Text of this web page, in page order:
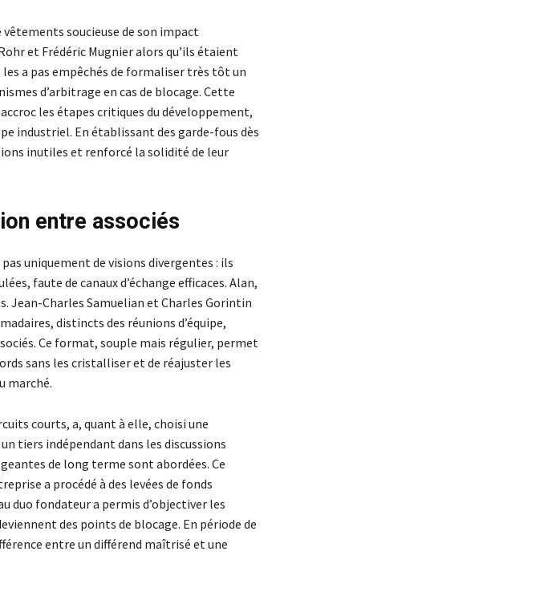
soucieuse de son impact
et Frédéric Mugnier alors qu’ils étaient
a pas empêchés de formaliser très tôt un
d’arbitrage en cas de blocage. Cette
les étapes critiques du développement,
industriel. En établissant des garde-fous dès
inutiles et renforcé la solidité de leur
entre associés
uniquement de visions divergentes : ils
faute de canaux d’échange efficaces. Alan,
Jean-Charles Samuelian et Charles Gorintin
distincts des réunions d’équipe,
Ce format, souple mais régulier, permet
sans les cristalliser et de réajuster les
marché.
courts, a, quant à elle, choisi une
tiers indépendant dans les discussions
de long terme sont abordées. Ce
a procédé à des levées de fonds
duo fondateur a permis d’objectiver les
des points de blocage. En période de
entre un différend maîtrisé et une